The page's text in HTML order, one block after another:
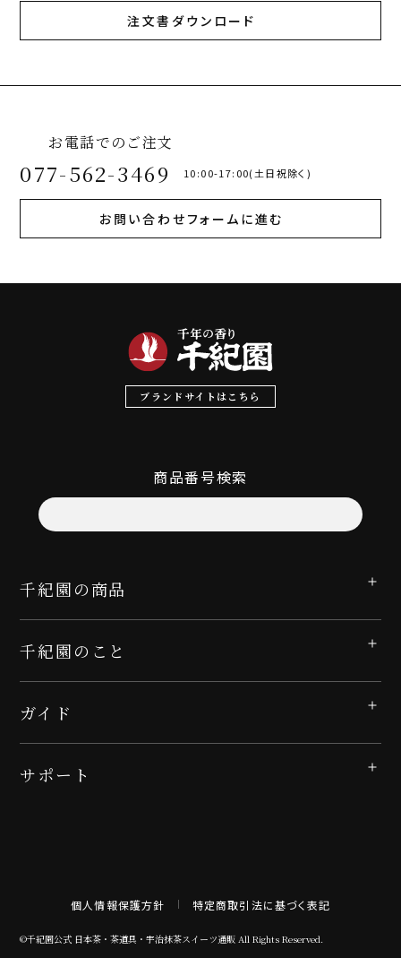
注文書ダウンロード
お電話でのご注文
077-562-3469 10:00-17:00(土日祝除く)
お問い合わせフォームに進む
ブランドサイトはこちら
商品番号検索
千紀園の商品
千紀園のこと
ガイド
サポート
個人情報保護方針 特定商取引法に基づく表記
©千紀園公式 日本茶・茶道具・宇治抹茶スイーツ通販 All Rights Reserved.